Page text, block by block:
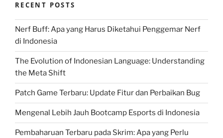
RECENT POSTS
Nerf Buff: Apa yang Harus Diketahui Penggemar Nerf
di Indonesia
The Evolution of Indonesian Language: Understanding
the Meta Shift
Patch Game Terbaru: Update Fitur dan Perbaikan Bug
Mengenal Lebih Jauh Bootcamp Esports di Indonesia
Pembaharuan Terbaru pada Skrim: Apa yang Perlu